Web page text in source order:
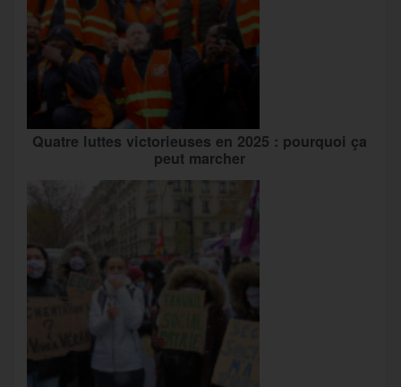
Quatre luttes victorieuses en 2025 : pourquoi ça
peut marcher